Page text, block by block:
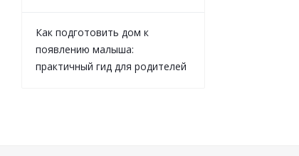
Как подготовить дом к
появлению малыша:
практичный гид для родителей